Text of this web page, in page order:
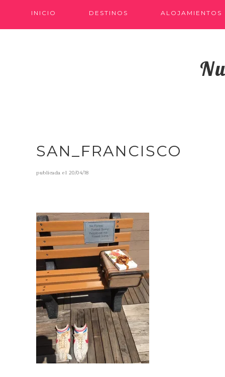
INICIO DESTINOS ALOJAMIENTOS
SAN_FRANCISCO
publicada el 20/04/18